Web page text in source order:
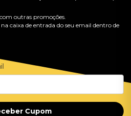
outras promoções.
caixa de entrada do seu email dentro de
Cupom